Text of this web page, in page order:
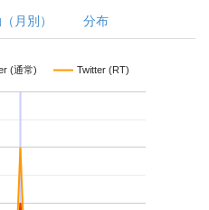
月別） 分布
(通常) Twitter (RT)